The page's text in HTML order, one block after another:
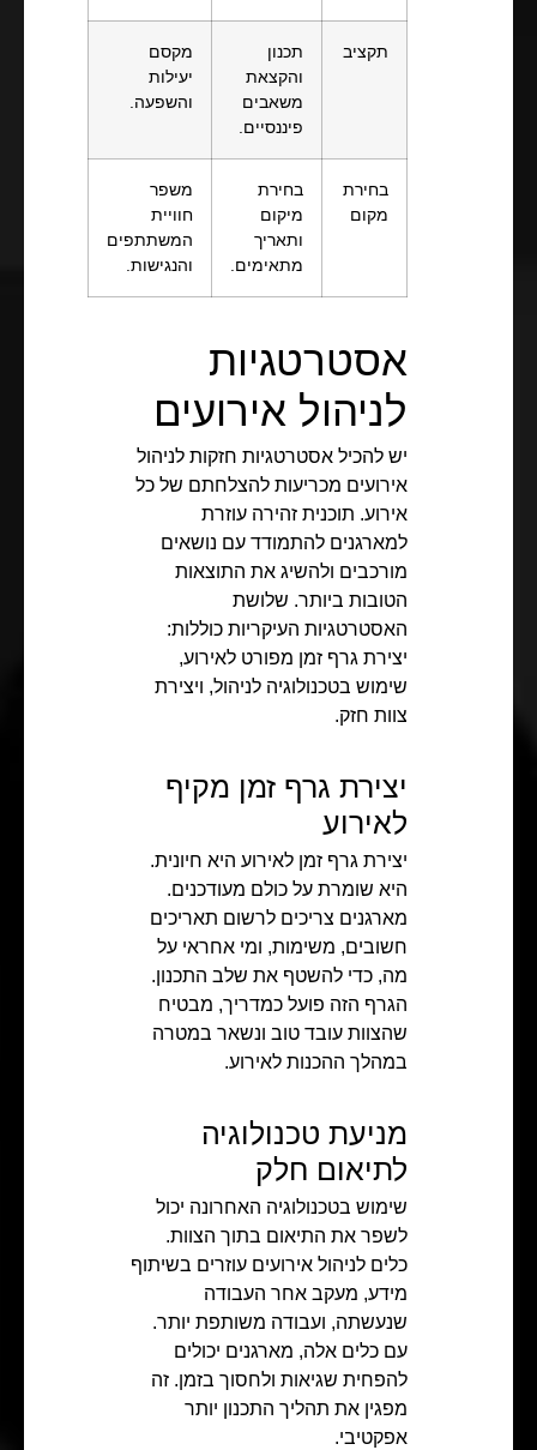
תקציב
תכנון
והקצאת
משאבים
פיננסיים.
מקסם
יעילות
והשפעה.
בחירת
מקום
בחירת
מיקום
ותאריך
מתאימים.
משפר
חוויית
המשתתפים
והנגישות.
אסטרטגיות
לניהול אירועים
יש להכיל אסטרטגיות חזקות לניהול
אירועים מכריעות להצלחתם של כל
אירוע. תוכנית זהירה עוזרת
למארגנים להתמודד עם נושאים
מורכבים ולהשיג את התוצאות
הטובות ביותר. שלושת
האסטרטגיות העיקריות כוללות:
יצירת גרף זמן מפורט לאירוע,
שימוש בטכנולוגיה לניהול, ויצירת
צוות חזק.
יצירת גרף זמן מקיף
לאירוע
יצירת גרף זמן לאירוע היא חיונית.
היא שומרת על כולם מעודכנים.
מארגנים צריכים לרשום תאריכים
חשובים, משימות, ומי אחראי על
מה, כדי להשטף את שלב התכנון.
הגרף הזה פועל כמדריך, מבטיח
שהצוות עובד טוב ונשאר במטרה
במהלך ההכנות לאירוע.
מניעת טכנולוגיה
לתיאום חלק
שימוש בטכנולוגיה האחרונה יכול
לשפר את התיאום בתוך הצוות.
כלים לניהול אירועים עוזרים בשיתוף
מידע, מעקב אחר העבודה
שנעשתה, ועבודה משותפת יותר.
עם כלים אלה, מארגנים יכולים
להפחית שגיאות ולחסוך בזמן. זה
מפגין את תהליך התכנון יותר
אפקטיבי.